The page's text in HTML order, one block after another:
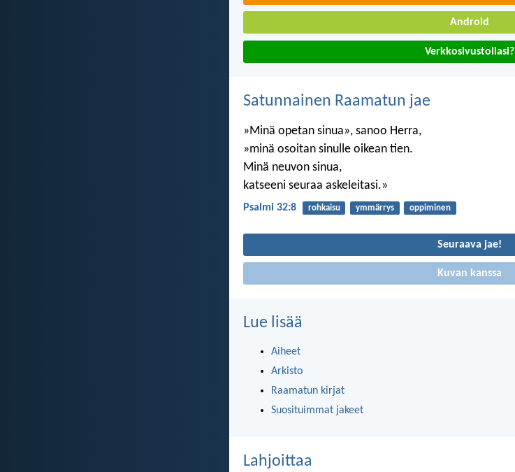
Android
Verkkosivustollasi?
Satunnainen Raamatun jae
»Minä opetan sinua», sanoo Herra,
»minä osoitan sinulle oikean tien.
Minä neuvon sinua,
katseeni seuraa askeleitasi.»
Psalmi 32:8 rohkaisu ymmärrys oppiminen
Seuraava jae!
Kuvan kanssa
Lue lisää
Aiheet
Arkisto
Raamatun kirjat
Suosituimmat jakeet
Lahjoittaa